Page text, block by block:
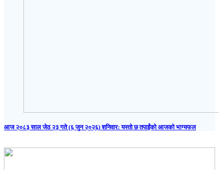
आज २०८३ साल जेठ २३ गते (६ जुन २०२६) शनिवार: यस्तो छ तपाईंको आजको भाग्यफल